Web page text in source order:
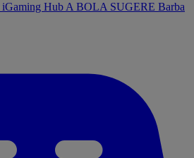
iGaming Hub A BOLA SUGERE Barba